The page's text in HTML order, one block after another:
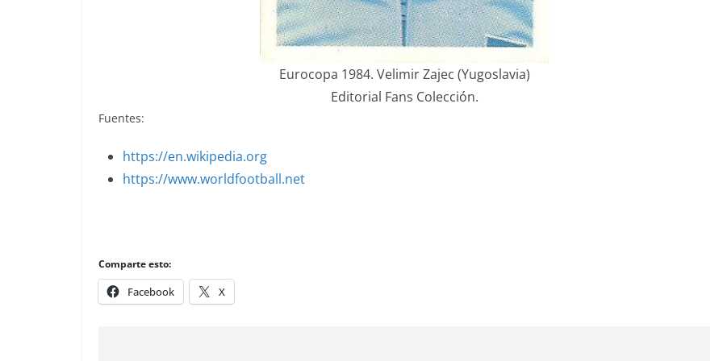
Eurocopa 1984. Velimir Zajec (Yugoslavia)
Editorial Fans Colección.
Fuentes:
https://en.wikipedia.org
https://www.worldfootball.net
Comparte esto:
Facebook X